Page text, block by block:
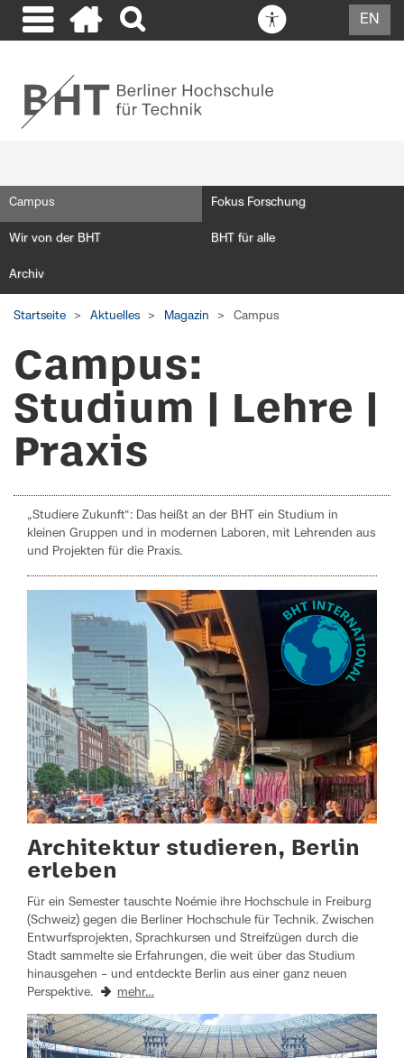
EN
Campus Fokus Forschung
Wir von der BHT BHT für alle
Archiv
Startseite Aktuelles Magazin Campus
Campus:
Studium | Lehre |
Praxis
„Studiere Zukunft“: Das heißt an der BHT ein Studium in
kleinen Gruppen und in modernen Laboren, mit Lehrenden aus
und Projekten für die Praxis.
Architektur studieren, Berlin
erleben
Für ein Semester tauschte Noémie ihre Hochschule in Freiburg
(Schweiz) gegen die Berliner Hochschule für Technik. Zwischen
Entwurfsprojekten, Sprachkursen und Streifzügen durch die
Stadt sammelte sie Erfahrungen, die weit über das Studium
hinausgehen – und entdeckte Berlin aus einer ganz neuen
Perspektive.
mehr…